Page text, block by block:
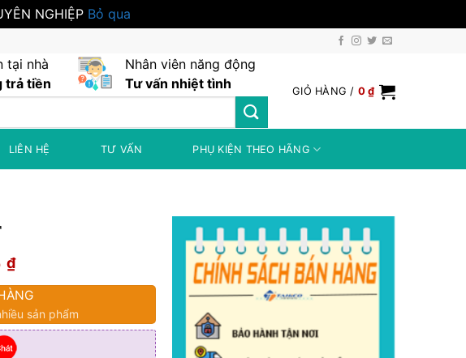
NGHIỆP Bỏ qua
tại nhà
trả tiền
Nhân viên năng động
Tư vấn nhiệt tình
GIỎ HÀNG / 0₫
LIÊN HỆ TƯ VẤN PHỤ KIỆN THEO HÃNG
₫Giá
hiện
tại
là:
9.000.000 ₫.
sản phẩm